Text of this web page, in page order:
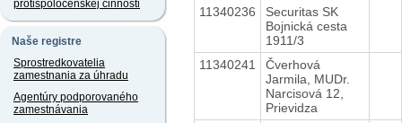
protispoločenskej činnosti
Naše registre
Sprostredkovatelia
zamestnania za úhradu
Agentúry podporovaného
zamestnávania
11340236
Securitas SK
Bojnická cesta
1911/3
11340241
Čverhová
Jarmila, MUDr.
Narcisová 12,
Prievidza